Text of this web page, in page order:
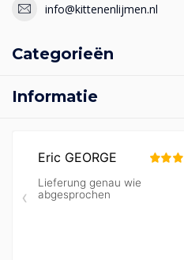
info@kittenenlijmen.nl
Categorieën
Informatie